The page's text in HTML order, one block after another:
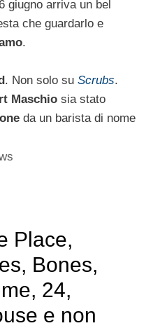
giugno arriva un bel
che guardarlo e
.
. Non solo su Scrubs.
Maschio sia stato
da un barista di nome
Place,
Bones,
24,
e non